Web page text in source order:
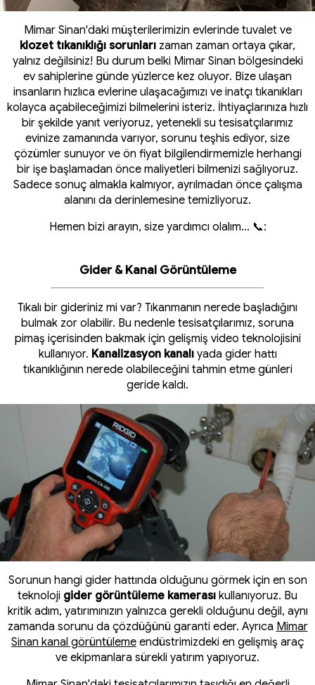
Mimar Sinan'daki müşterilerimizin evlerinde tuvalet ve
klozet tıkanıklığı sorunları zaman zaman ortaya çıkar,
yalnız değilsiniz! Bu durum belki Mimar Sinan bölgesindeki
ev sahiplerine günde yüzlerce kez oluyor. Bize ulaşan
insanların hızlıca evlerine ulaşacağımızı ve inatçı tıkanıkları
kolayca açabileceğimizi bilmelerini isteriz. İhtiyaçlarınıza hızlı
bir şekilde yanıt veriyoruz, yetenekli su tesisatçılarımız
evinize zamanında varıyor, sorunu teşhis ediyor, size
çözümler sunuyor ve ön fiyat bilgilendirmemizle herhangi
bir işe başlamadan önce maliyetleri bilmenizi sağlıyoruz.
Sadece sonuç almakla kalmıyor, ayrılmadan önce çalışma
alanını da derinlemesine temizliyoruz.
Hemen bizi arayın, size yardımcı olalım... 📞:
Gider & Kanal Görüntüleme
Tıkalı bir gideriniz mi var? Tıkanmanın nerede başladığını
bulmak zor olabilir. Bu nedenle tesisatçılarımız, soruna
pimaş içerisinden bakmak için gelişmiş video teknolojisini
kullanıyor. Kanalizasyon kanalıyada gider hattı
tıkanıklığının nerede olabileceğini tahmin etme günleri
geride kaldı.
Sorunun hangi gider hattında olduğunu görmek için en son
teknoloji gider görüntüleme kamerası kullanıyoruz. Bu
kritik adım, yatırımınızın yalnızca gerekli olduğunu değil, aynı
zamanda sorunu da çözdüğünü garanti eder. Ayrıca Mimar
Sinan kanal görüntüleme endüstrimizdeki en gelişmiş araç
ve ekipmanlara sürekli yatırım yapıyoruz.